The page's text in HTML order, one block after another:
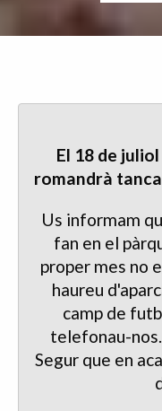
El 18 de
romandrà
Us informam
fan en el
proper mes no
haureu
camp de
telefonau-
Segur que en